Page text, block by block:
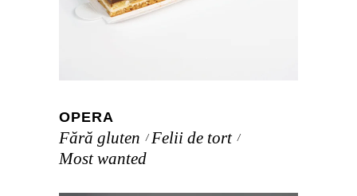
OPERA
Fără gluten
Felii de tort
Most wanted